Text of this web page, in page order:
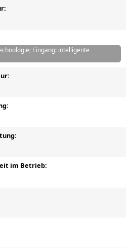
Eingang: intelligente
im Betrieb: